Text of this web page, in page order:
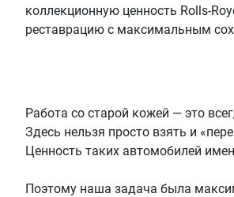
коллекционную ценность Rolls-
реставрацию с максимальным
Работа со старой кожей — это
Здесь нельзя просто взять и
Ценность таких автомобилей
Поэтому наша задача была